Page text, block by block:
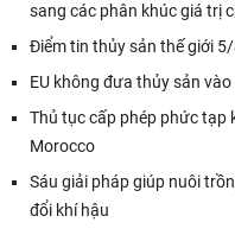
sang các phân khúc giá trị
Điểm tin thủy sản thế giới
EU không đưa thủy sản
Thủ tục cấp phép phức tạp
Morocco
Sáu giải pháp giúp nuôi
đổi khí hậu